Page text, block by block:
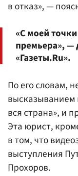
в отказ», —
«С моей
премьера», —
«Газеты.Ru».
По его словам,
высказыванием
вся страна», и
Эта юрист,
в том, что
выступления
Прохоров.